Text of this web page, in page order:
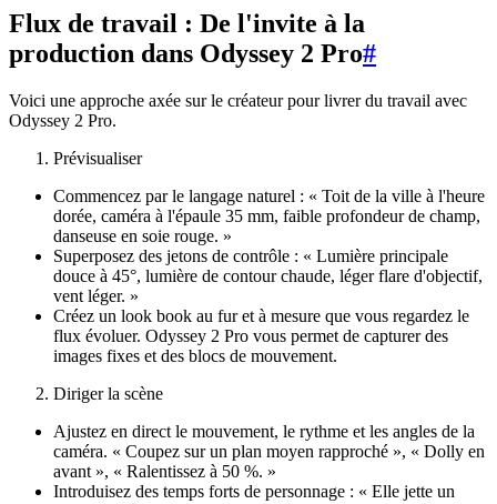
Flux de travail : De l'invite à la
production dans Odyssey 2 Pro#
Voici une approche axée sur le créateur pour livrer du travail avec
Odyssey 2 Pro.
Prévisualiser
Commencez par le langage naturel : « Toit de la ville à l'heure
dorée, caméra à l'épaule 35 mm, faible profondeur de champ,
danseuse en soie rouge. »
Superposez des jetons de contrôle : « Lumière principale
douce à 45°, lumière de contour chaude, léger flare d'objectif,
vent léger. »
Créez un look book au fur et à mesure que vous regardez le
flux évoluer. Odyssey 2 Pro vous permet de capturer des
images fixes et des blocs de mouvement.
Diriger la scène
Ajustez en direct le mouvement, le rythme et les angles de la
caméra. « Coupez sur un plan moyen rapproché », « Dolly en
avant », « Ralentissez à 50 %. »
Introduisez des temps forts de personnage : « Elle jette un